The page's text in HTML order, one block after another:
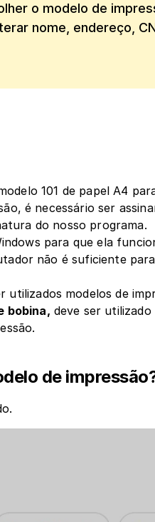
o modelo de
nome, endereço,
101 de papel A4
é necessário ser
do nosso programa.
para que ela
não é suficiente
utilizados modelos de
bobina, deve ser utilizado
de